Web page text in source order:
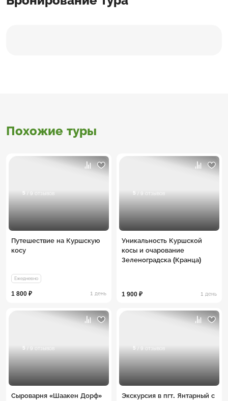
Похожие туры
5 / 9 отзывов
Путешествие на Куршскую
косу
Ежедневно
1 800 ₽ 1 день
5 / 9 отзывов
Уникальность Куршской
косы и очарование
Зеленоградска (Кранца)
1 900 ₽ 1 день
5 / 9 отзывов
Сыроварня «Шаакен Дорф»
5 / 9 отзывов
Экскурсия в пгт. Янтарный с